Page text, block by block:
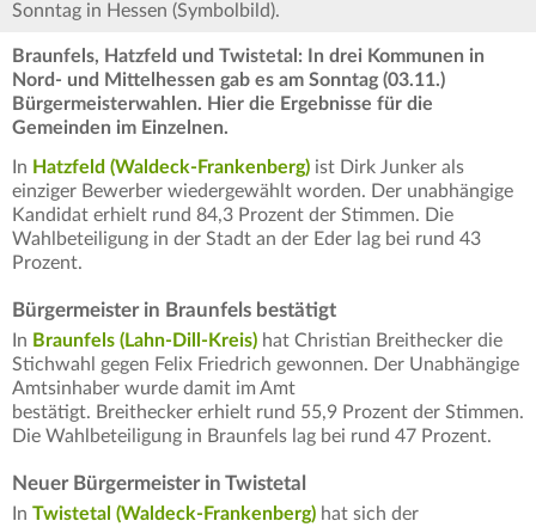
Sonntag in Hessen (Symbolbild).
Braunfels, Hatzfeld und Twistetal: In drei Kommunen in
Nord- und Mittelhessen gab es am Sonntag (03.11.)
Bürgermeisterwahlen. Hier die Ergebnisse für die
Gemeinden im Einzelnen.
In Hatzfeld (Waldeck-Frankenberg) ist Dirk Junker als
einziger Bewerber wiedergewählt worden. Der unabhängige
Kandidat erhielt rund 84,3 Prozent der Stimmen. Die
Wahlbeteiligung in der Stadt an der Eder lag bei rund 43
Prozent.
Bürgermeister in Braunfels bestätigt
In Braunfels (Lahn-Dill-Kreis) hat Christian Breithecker die
Stichwahl gegen Felix Friedrich gewonnen. Der Unabhängige
Amtsinhaber wurde damit im Amt
bestätigt. Breithecker erhielt rund 55,9 Prozent der Stimmen.
Die Wahlbeteiligung in Braunfels lag bei rund 47 Prozent.
Neuer Bürgermeister in Twistetal
In Twistetal (Waldeck-Frankenberg) hat sich der